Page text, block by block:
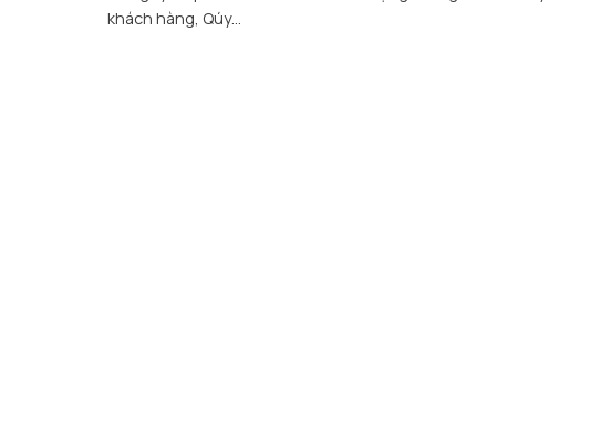
khách hàng, Qúy...